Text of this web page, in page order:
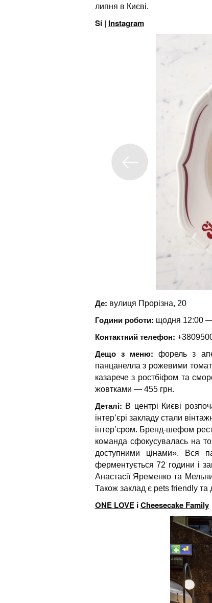
липня в Києві.
Si | Instagram
Де: вулиця Прорізна, 20
Години роботи: щодня 12:00
Контактний телефон:
Дещо з меню:форель з
панцанелла з рожевими
казарече з ростбіфом та
жовтками — 455 грн.
Деталі: В центрі Києві
інтерʼєрі закладу стали
інтерʼєром. Бренд-шефом
команда сфокусувалась на
доступними цінами». Вся
ферментується 72 години і
Анастасії Яременко та
Також заклад є pets friendly та
ONE LOVEіCheesecake Family